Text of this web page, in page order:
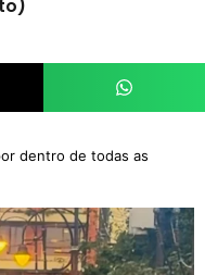
dentro de todas as